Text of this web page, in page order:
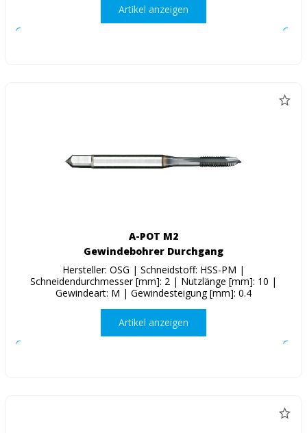
Artikel anzeigen
A-POT M2
Gewindebohrer Durchgang
Hersteller: OSG | Schneidstoff: HSS-PM |
Schneidendurchmesser [mm]: 2 | Nutzlänge [mm]: 10 |
Gewindeart: M | Gewindesteigung [mm]: 0.4
Artikel anzeigen